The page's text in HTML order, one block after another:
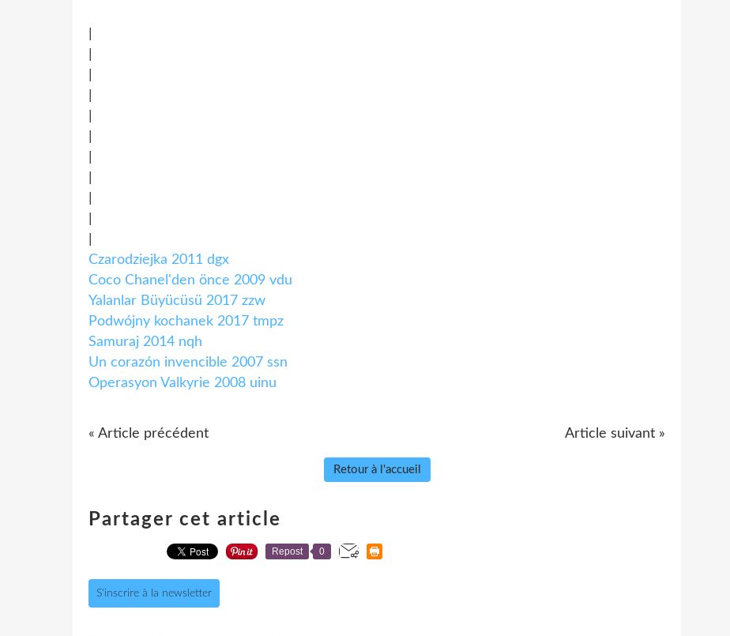
Czarodziejka 2011 dgx
Coco Chanel'den önce 2009 vdu
Yalanlar Büyücüsü 2017 zzw
Podwójny kochanek 2017 tmpz
Samuraj 2014 nqh
Un corazón invencible 2007 ssn
Operasyon Valkyrie 2008 uinu
« Article précédent Article suivant »
Retour à l'accueil
Partager cet article
Repost 0
S'inscrire à la newsletter